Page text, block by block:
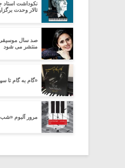
نکوداشت استاد
تالار وحدت
صد سال موسیقی
منتشر می شود
«گام به گام تا
مرور آلبوم «شب